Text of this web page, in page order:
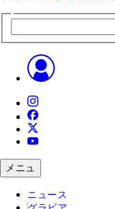
メニュ
ニュース